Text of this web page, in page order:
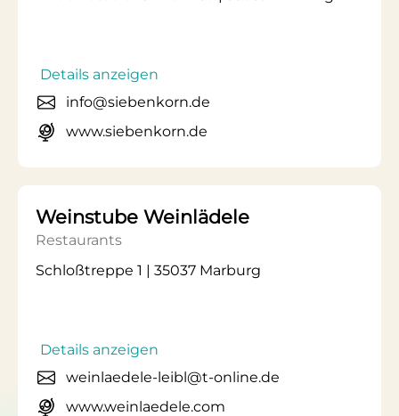
Details anzeigen
info@siebenkorn.de
www.siebenkorn.de
Weinstube Weinlädele
Restaurants
Schloßtreppe 1 | 35037 Marburg
Details anzeigen
weinlaedele-leibl@t-online.de
www.weinlaedele.com